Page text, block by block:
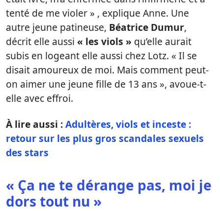
tenté de me violer » , explique Anne. Une
autre jeune patineuse, Béatrice Dumur,
décrit elle aussi « les viols » qu’elle aurait
subis en logeant elle aussi chez Lotz. « Il se
disait amoureux de moi. Mais comment peut-
on aimer une jeune fille de 13 ans », avoue-t-
elle avec effroi.
À lire aussi :Adultères, viols et inceste :
retour sur les plus gros scandales sexuels
des stars
« Ça ne te dérange pas, moi je
dors tout nu »